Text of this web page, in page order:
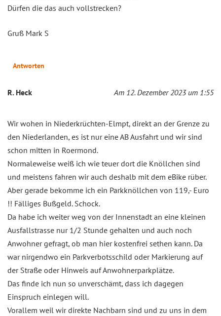
Dürfen die das auch vollstrecken?
Gruß Mark S
Antworten
R. Heck Am 12. Dezember 2023 um 1:55
Wir wohen in Niederkrüchten-Elmpt, direkt an der Grenze zu
den Niederlanden, es ist nur eine AB Ausfahrt und wir sind
schon mitten in Roermond.
Normaleweise weiß ich wie teuer dort die Knöllchen sind
und meistens fahren wir auch deshalb mit dem eBike rüber.
Aber gerade bekomme ich ein Parkknöllchen von 119,- Euro
!! Fälliges Bußgeld. Schock.
Da habe ich weiter weg von der Innenstadt an eine kleinen
Ausfallstrasse nur 1/2 Stunde gehalten und auch noch
Anwohner gefragt, ob man hier kostenfrei sethen kann. Da
war nirgendwo ein Parkverbotsschild oder Markierung auf
der Straße oder Hinweis auf Anwohnerparkplätze.
Das finde ich nun so unverschämt, dass ich dagegen
Einspruch einlegen will.
Vorallem weil wir direkte Nachbarn sind und zu uns in dem